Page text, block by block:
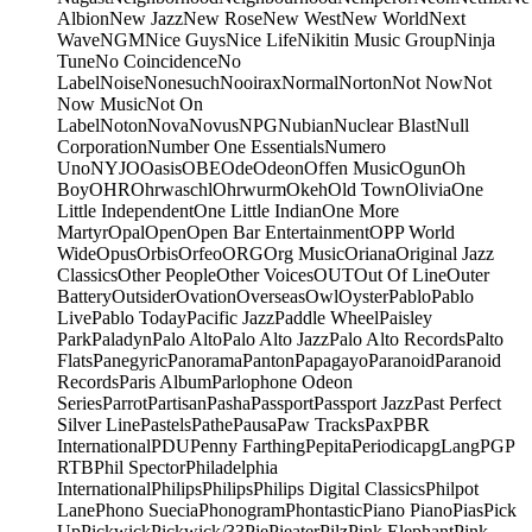
AlbionNew JazzNew RoseNew WestNew WorldNext
WaveNGMNice GuysNice LifeNikitin Music GroupNinja
TuneNo CoincidenceNo
LabelNoiseNonesuchNooiraxNormalNortonNot NowNot
Now MusicNot On
LabelNotonNovaNovusNPGNubianNuclear BlastNull
CorporationNumber One EssentialsNumero
UnoNYJOOasisOBEOdeOdeonOffen MusicOgunOh
BoyOHROhrwaschlOhrwurmOkehOld TownOliviaOne
Little IndependentOne Little IndianOne More
MartyrOpalOpenOpen Bar EntertainmentOPP World
WideOpusOrbisOrfeoORGOrg MusicOrianaOriginal Jazz
ClassicsOther PeopleOther VoicesOUTOut Of LineOuter
BatteryOutsiderOvationOverseasOwlOysterPabloPablo
LivePablo TodayPacific JazzPaddle WheelPaisley
ParkPaladynPalo AltoPalo Alto JazzPalo Alto RecordsPalto
FlatsPanegyricPanoramaPantonPapagayoParanoidParanoid
RecordsParis AlbumParlophone Odeon
SeriesParrotPartisanPashaPassportPassport JazzPast Perfect
Silver LinePastelsPathePausaPaw TracksPaxPBR
InternationalPDUPenny FarthingPepitaPeriodicapgLangPGP
RTBPhil SpectorPhiladelphia
InternationalPhilipsPhilipsPhilips Digital ClassicsPhilpot
LanePhono SueciaPhonogramPhontasticPiano PianoPiasPick